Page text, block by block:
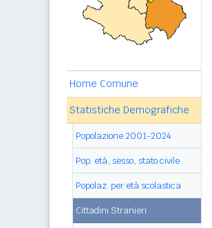
Home Comune
Statistiche Demografiche
Popolazione 2001-2024
Pop. età, sesso, stato civile
Popolaz. per età scolastica
Cittadini Stranieri